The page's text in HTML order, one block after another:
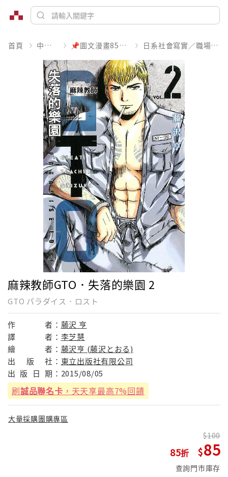
首頁 中文書 📌圖文漫畫85折起 日系社會寫實／職場職人
麻辣教師GTO．失落的樂園 2
GTO パラダイス．ロスト
作 者： 藤沢 亨
譯
者： 李芝慧
繪
者： 藤沢亨 (藤沢とおる)
出
版 社： 東立出版社有限公司
出 版 日 期： 2015/08/05
刷誠品聯名卡 ，天天享最高7%回饋
大量採購團購專區
85
100
85
查詢門市庫存